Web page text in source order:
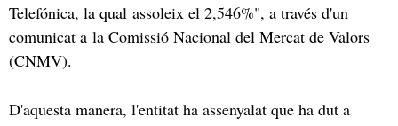
Telefónica, la qual assoleix el 2,546%", a través d'un
comunicat a la Comissió Nacional del Mercat de Valors
(CNMV).
D'aquesta manera, l'entitat ha assenyalat que ha dut a